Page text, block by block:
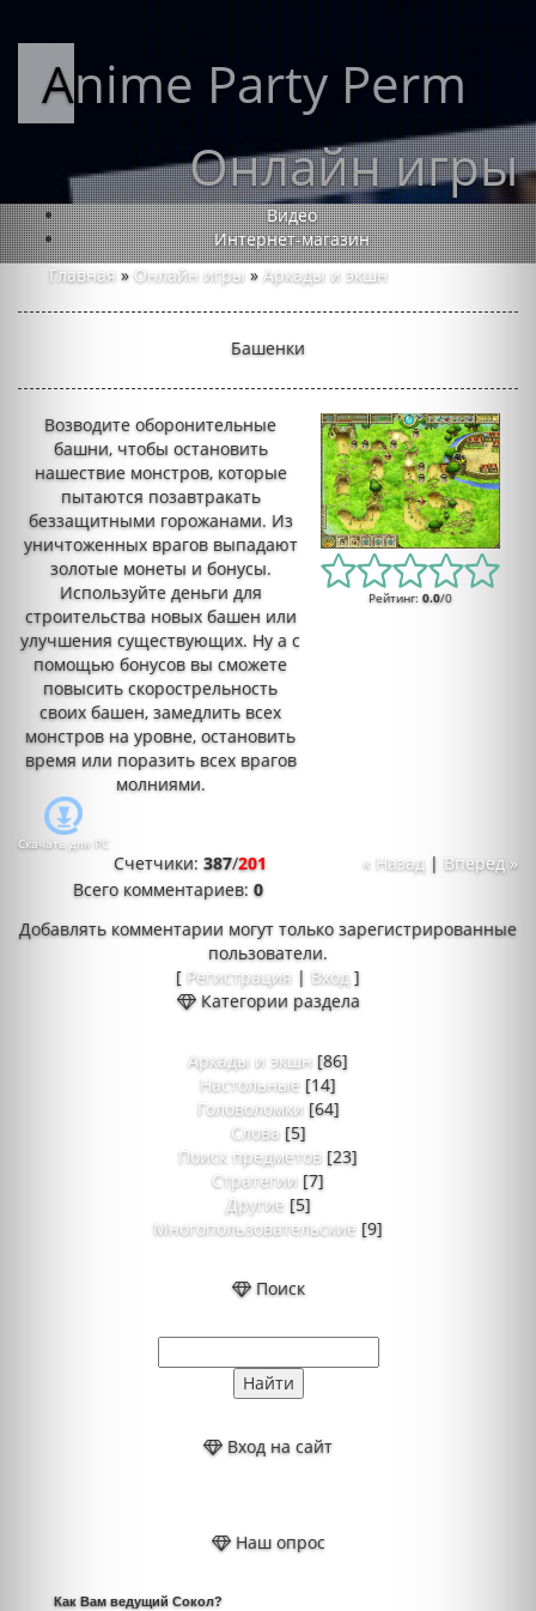
Anime Party Perm
Онлайн игры
Видео
Интернет-магазин
Главная» Онлайн игры» Аркады и экшн
Башенки
Возводите оборонительные
башни, чтобы остановить
нашествие монстров, которые
пытаются позавтракать
беззащитными горожанами. Из
уничтоженных врагов выпадают
золотые монеты и бонусы.
Используйте деньги для
строительства новых башен или
улучшения существующих. Ну а с
помощью бонусов вы сможете
повысить скорострельность
своих башен, замедлить всех
монстров на уровне, остановить
время или поразить всех врагов
молниями.
Скачать для PC
Рейтинг:0.0/0
« Назад | Вперед »
Счетчики: 387/201
Всего комментариев:0
Добавлять комментарии могут только зарегистрированные
пользователи.
[ Регистрация | Вход ]
Категории раздела
Аркады и экшн [86]
Настольные [14]
Головоломки [64]
Слова [5]
Поиск предметов [23]
Стратегии [7]
Другие [5]
Многопользовательские [9]
Поиск
Вход на сайт
Наш опрос
Как Вам ведущий Сокол?